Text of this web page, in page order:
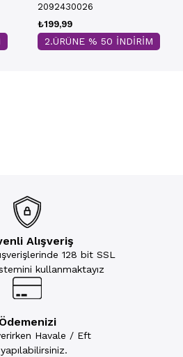
2092430026
₺199,99
2.ÜRÜNE % 50 İNDİRİM
Alışveriş
128 bit SSL
kullanmaktayız
Ödemenizi
Havale / Eft